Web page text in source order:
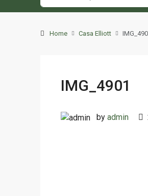
Home Casa Elliott
IMG_4901
by admin